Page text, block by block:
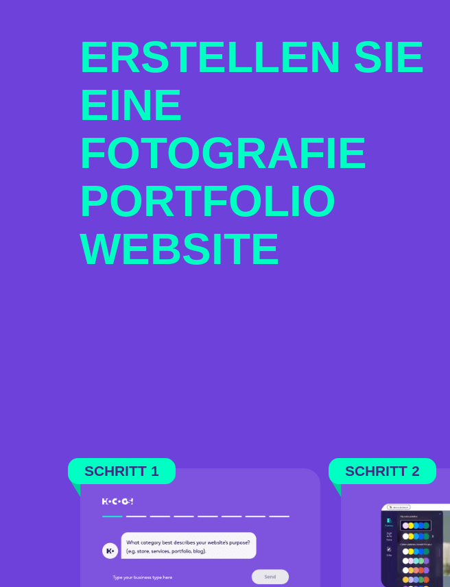
ERSTELLEN SIE
EINE
FOTOGRAFIE
PORTFOLIO
WEBSITE
SCHRITT 1 SCHRITT 2